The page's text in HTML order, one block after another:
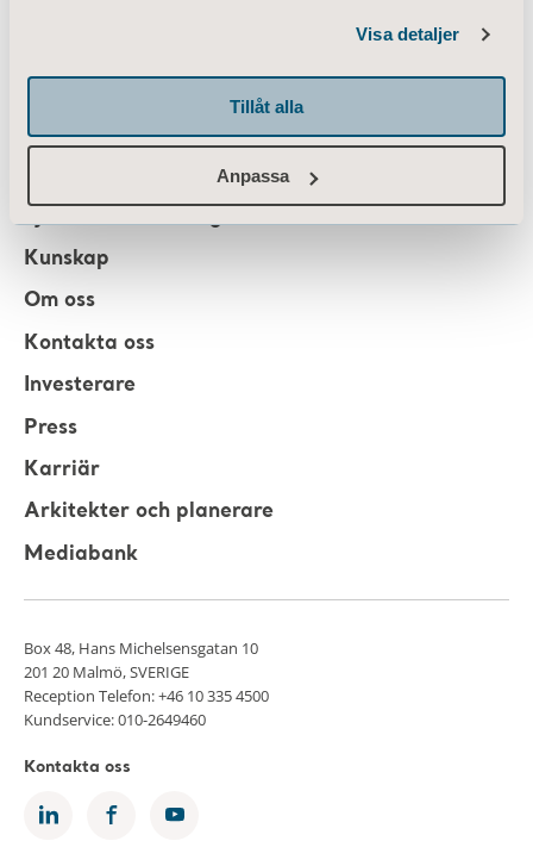
Visa detaljer
Tillåt alla
Anpassa
About us
Kunskap
Om oss
Kontakta oss
Investerare
Press
Karriär
Arkitekter och planerare
Mediabank
Box 48, Hans Michelsensgatan 10
201 20 Malmö, SVERIGE
Reception Telefon: +46 10 335 4500
Kundservice: 010-2649460
Kontakta oss